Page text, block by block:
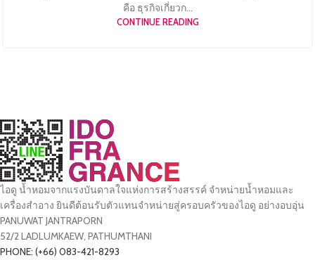
คือ ธุรกิจเกี่ยวก...
CONTINUE READING
ไอดู น้ำหอมจากแรงบันดาลใจแห่งการสร้างสรรค์ จำหน่ายน้ำหอมและ
เครื่องสำอาง ยินดีต้อนรับตัวแทนจำหน่ายสู่ครอบครัวของไอดู อย่างอบอุ่น
PANUWAT JANTRAPORN
52/2 LADLUMKAEW, PATHUMTHANI
PHONE: (+66) 083-421-8293